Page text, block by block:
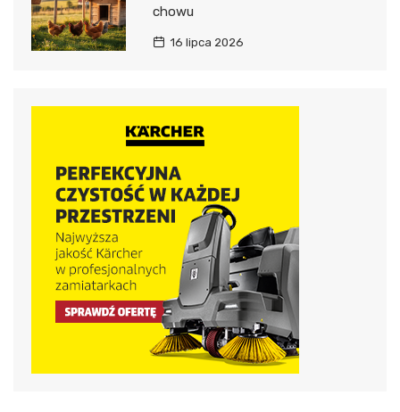
chowu
16 lipca 2026